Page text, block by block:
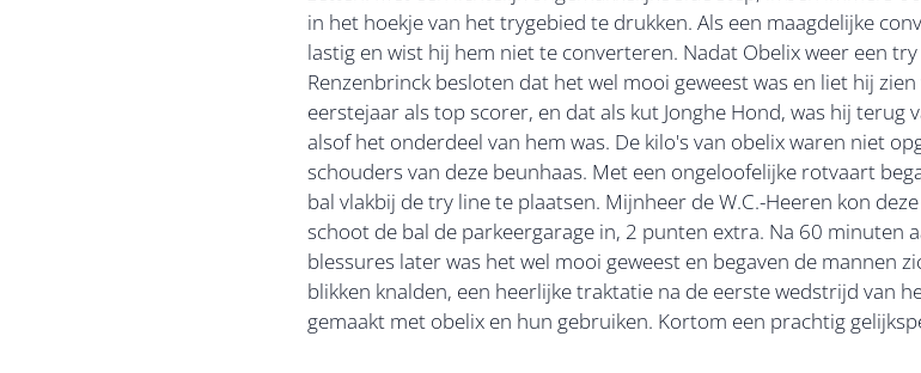
in het hoekje van het trygebied te drukken. Als een maagdelijke
lastig en wist hij hem niet te converteren. Nadat Obelix weer een
Renzenbrinck besloten dat het wel mooi geweest was en liet hij
eerstejaar als top scorer, en dat als kut Jonghe Hond, was hij terug
alsof het onderdeel van hem was. De kilo's van obelix waren niet
schouders van deze beunhaas. Met een ongeloofelijke rotvaart
bal vlakbij de try line te plaatsen. Mijnheer de W.C.-Heeren kon
schoot de bal de parkeergarage in, 2 punten extra. Na 60 minuten
blessures later was het wel mooi geweest en begaven de mannen
blikken knalden, een heerlijke traktatie na de eerste wedstrijd van
gemaakt met obelix en hun gebruiken. Kortom een prachtig